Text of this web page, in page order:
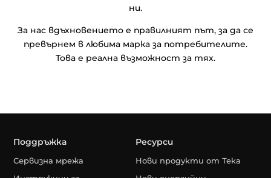
ни.
За нас вдъхновението е правилният път, за да се
превърнем в любима марка за потребителите.
Това е реална възможност за тях.
Поддръжка
Сервизна мрежа
Ресурси
Нови продукти от Тека